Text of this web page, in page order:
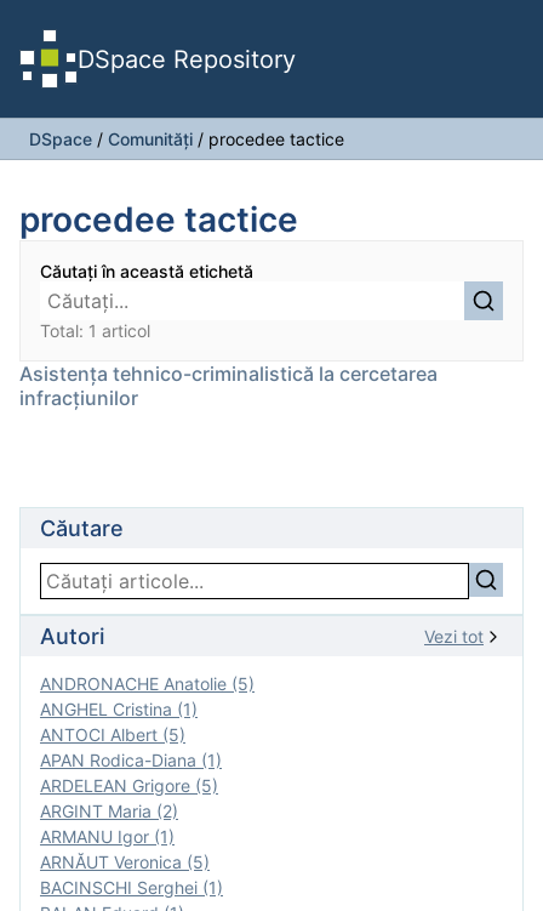
DSpace Repository
DSpace / Comunități / procedee tactice
procedee tactice
Căutați în această etichetă
Total: 1 articol
Asistenţa tehnico-criminalistică la cercetarea
infracţiunilor
Căutare
Autori Vezi tot
ANDRONACHE Anatolie (5)
ANGHEL Cristina (1)
ANTOCI Albert (5)
APAN Rodica-Diana (1)
ARDELEAN Grigore (5)
ARGINT Maria (2)
ARMANU Igor (1)
ARNĂUT Veronica (5)
BACINSCHI Serghei (1)